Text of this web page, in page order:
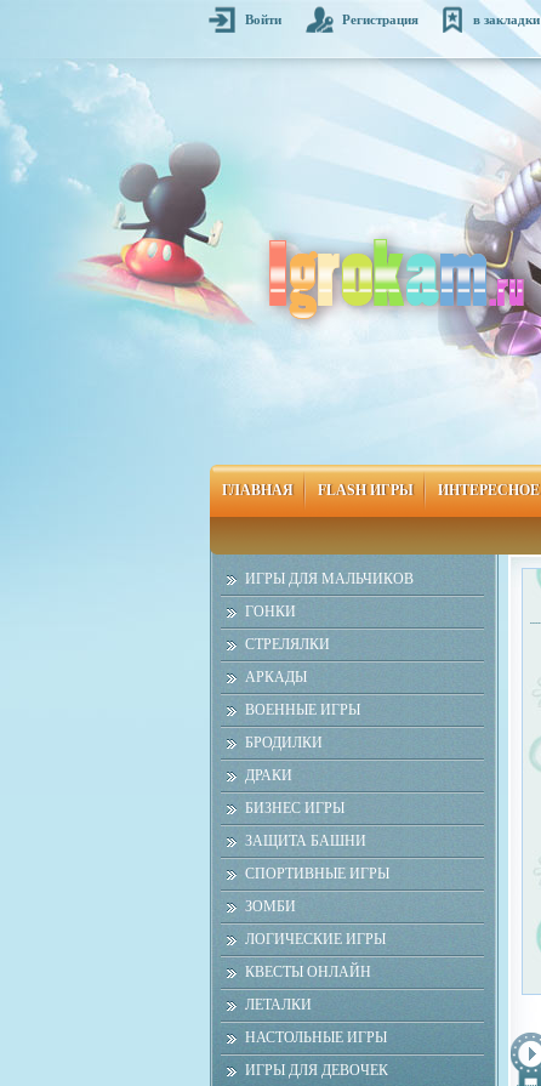
Войти Регистрация в закладки
ГЛАВНАЯ FLASH ИГРЫ ИНТЕРЕСНОЕ
ИГРЫ ДЛЯ МАЛЬЧИКОВ
ГОНКИ
СТРЕЛЯЛКИ
АРКАДЫ
ВОЕННЫЕ ИГРЫ
БРОДИЛКИ
ДРАКИ
БИЗНЕС ИГРЫ
ЗАЩИТА БАШНИ
СПОРТИВНЫЕ ИГРЫ
ЗОМБИ
ЛОГИЧЕСКИЕ ИГРЫ
КВЕСТЫ ОНЛАЙН
ЛЕТАЛКИ
НАСТОЛЬНЫЕ ИГРЫ
ИГРЫ ДЛЯ ДЕВОЧЕК